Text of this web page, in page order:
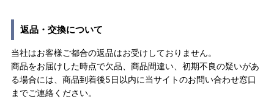
返品・交換について
当社はお客様ご都合の返品はお受けしておりません。
商品をお届けした時点で欠品、商品間違い、初期不良の疑いがあ
る場合には、商品到着後5日以内に当サイトのお問い合わせ窓口
までご連絡ください。